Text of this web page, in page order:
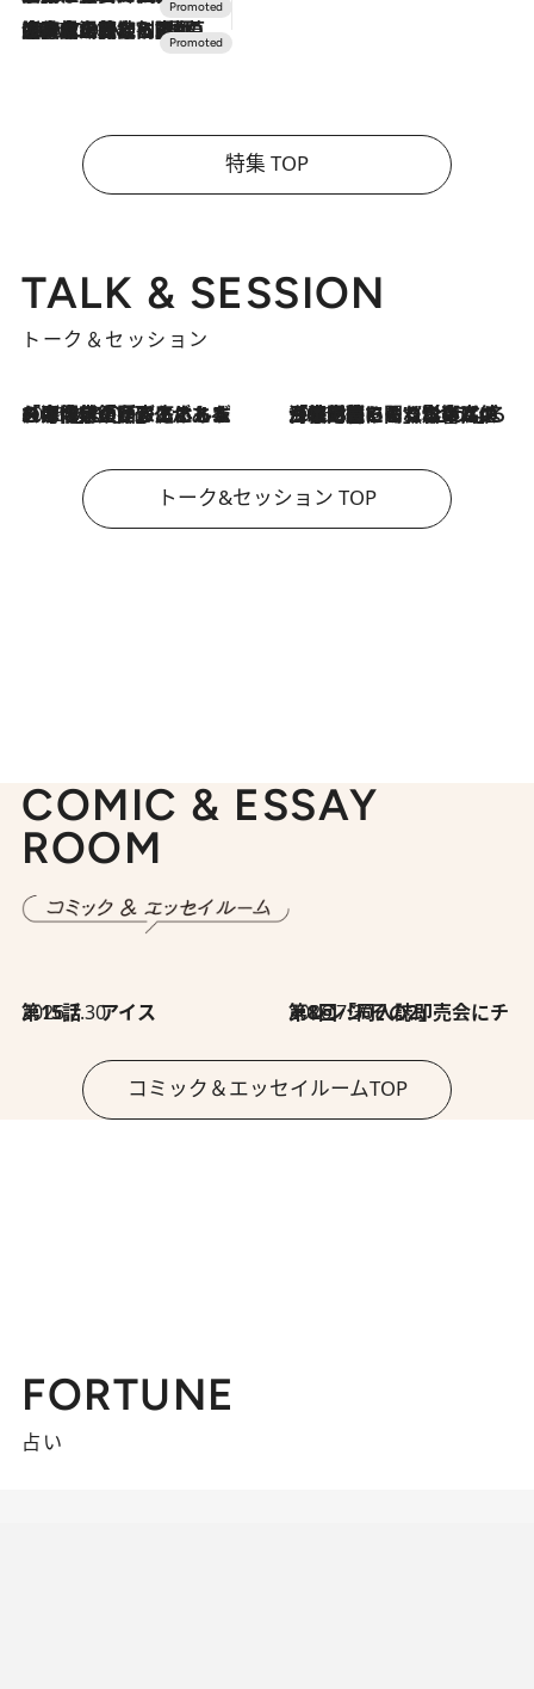
2026.7.10
NEW OPEN！【界 草津】名湯の地に誕生。趣の異なる2種の温泉と上州ならではの会席・蕎麦割烹など美食を味わう究極の癒やし旅
特集 TOP
TALK & SESSION
トーク＆セッション
2026.8.3
「今後値上げがあるとすれば…」「リスクがあるのは今年の冬」エネルギー専門家が語る、ホルムズ海峡封鎖が家庭にもたらす“ある心配” 2026.8.3
「住宅建てられない…」「サーチャージ料の高値が続いている」ホルムズ海峡封鎖による影響はいつまで続く？《エネルギー専門家に聞く“どうなる日本の暮らし”》
トーク&セッション TOP
COMIC & ESSAY
ROOM
2026.7.30
第15話 アイス 2026.7.30
第8回「同人誌即売会にチャレンジ その2」
コミック＆エッセイルームTOP
FORTUNE
占い